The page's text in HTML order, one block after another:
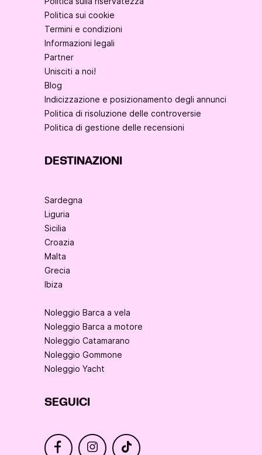
Politica sui cookie
Termini e condizioni
Informazioni legali
Partner
Unisciti a noi!
Blog
Indicizzazione e posizionamento degli annunci
Politica di risoluzione delle controversie
Politica di gestione delle recensioni
DESTINAZIONI
Sardegna
Liguria
Sicilia
Croazia
Malta
Grecia
Ibiza
Noleggio Barca a vela
Noleggio Barca a motore
Noleggio Catamarano
Noleggio Gommone
Noleggio Yacht
SEGUICI